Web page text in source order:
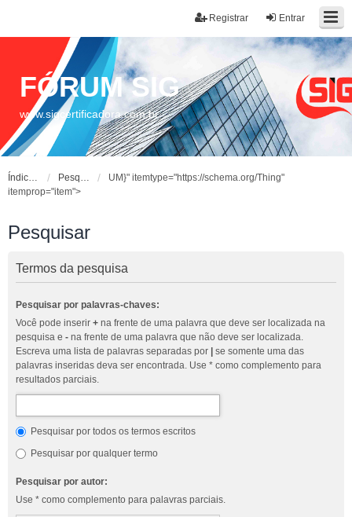
Entrar
Registrar
FÓRUM SIG
www.sigcertificadora.com.br
Índice do fórum Pesquisar
UM}" itemtype="https://schema.org/Thing"
itemprop="item">
Pesquisar
Termos da pesquisa
Pesquisar por palavras-chaves:
Você pode inserir + na frente de uma palavra que deve ser localizada na
pesquisa e - na frente de uma palavra que não deve ser localizada.
Escreva uma lista de palavras separadas por
se somente uma das
palavras inseridas deva ser encontrada. Use * como complemento para
resultados parciais.
Pesquisar por todos os termos escritos
Pesquisar por qualquer termo
Pesquisar por autor:
Use * como complemento para palavras parciais.